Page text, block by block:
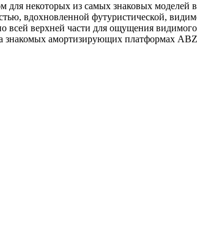
некоторых из самых знаковых моделей
вдохновленной футуристической,
всей верхней части для ощущения
знакомых амортизирующих платформах